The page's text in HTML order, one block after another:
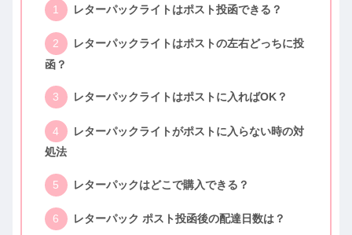
レターパックライトはポスト投函できる？
レターパックライトはポストの左右どっちに投
函？
レターパックライトはポストに入ればOK？
レターパックライトがポストに入らない時の対
処法
レターパックはどこで購入できる？
レターパック ポスト投函後の配達日数は？